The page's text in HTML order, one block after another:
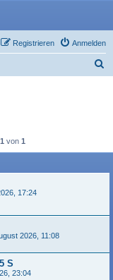
Anmelden
Registrieren
1 von 1
17:24
2026, 11:08
S
23:04